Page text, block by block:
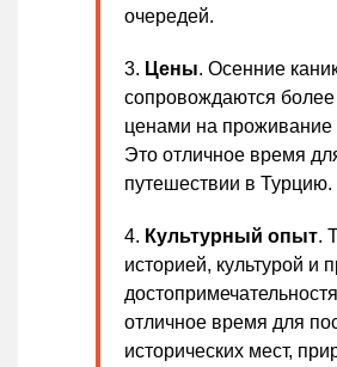
очередей.
Цены. Осенние
сопровождаются более
ценами на проживание
Это отличное время
путешествии в Турцию.
Культурный опыт.
историей, культурой и
отличное время для
исторических мест,